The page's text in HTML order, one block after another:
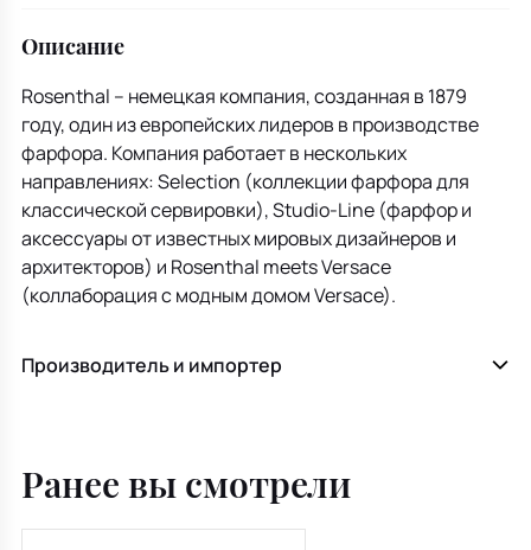
Описание
Rosenthal – немецкая компания, созданная в 1879
году, один из европейских лидеров в производстве
фарфора. Компания работает в нескольких
направлениях: Selection (коллекции фарфора для
классической сервировки), Studio-Line (фарфор и
аксессуары от известных мировых дизайнеров и
архитекторов) и Rosenthal meets Versace
(коллаборация с модным домом Versace).
Производитель и импортер
Ранее вы смотрели